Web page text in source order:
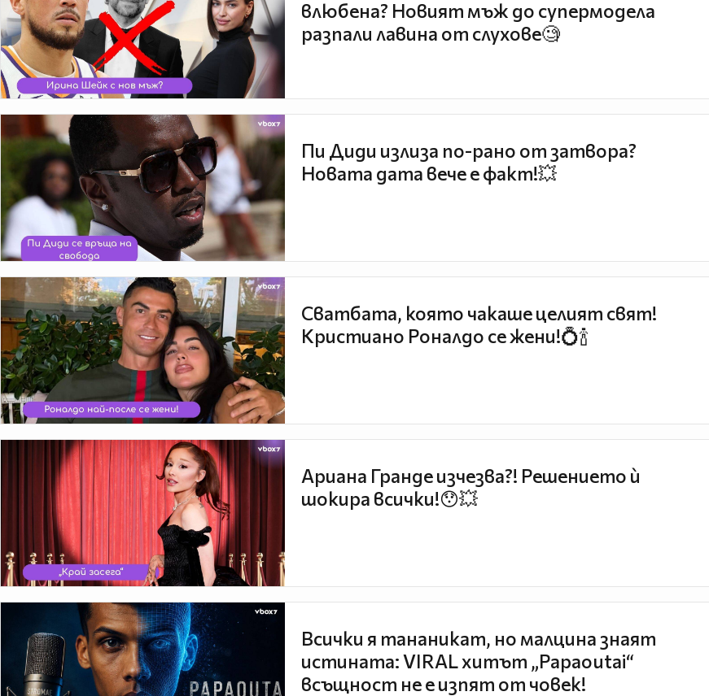
влюбена? Новият мъж до супермодела
разпали лавина от слухове🧐
Пи Диди излиза по-рано от затвора?
Новата дата вече е факт!💥
Сватбата, която чакаше целият свят!
Кристиано Роналдо се жени!💍🍾
Ариана Гранде изчезва?! Решението ѝ
шокира всички!😯💥
Всички я тананикат, но малцина знаят
истината: VIRAL хитът „Papaoutai“
всъщност не е изпят от човек!